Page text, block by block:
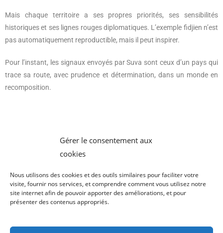
Gérer le consentement aux
cookies
Nous utilisons des cookies et des outils similaires pour faciliter votre
visite, fournir nos services, et comprendre comment vous utilisez notre
site internet afin de pouvoir apporter des améliorations, et pour
présenter des contenus appropriés.
Mais chaque territoire a ses propres priorités, ses sensibilités
historiques et ses lignes rouges diplomatiques. L’exemple fidjien n’est
pas automatiquement reproductible, mais il peut inspirer.
Pour l’instant, les signaux envoyés par Suva sont ceux d’un pays qui
trace sa route, avec prudence et détermination, dans un monde en
recomposition.
Ce 31 juillet 2025, les Fidji ont donc confirmé une orientation politique
assumée, en donnant plus de visibilité à leur coopération avec la
partenariats choisis aux alignements figés.